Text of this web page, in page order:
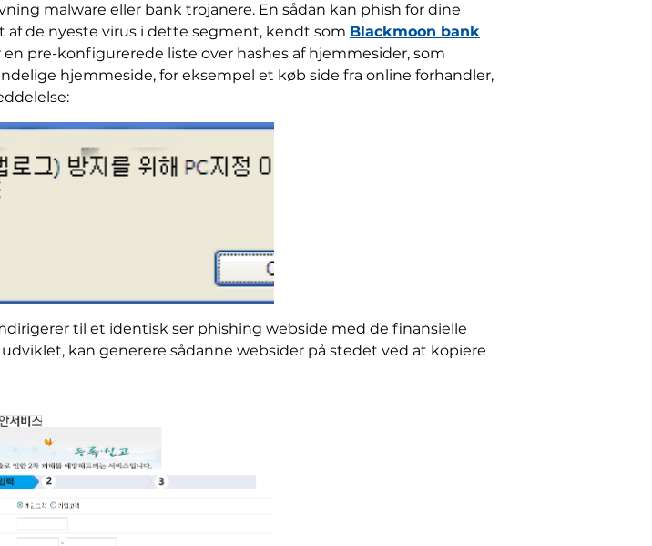
malware eller bank trojanere. En sådan kan phish for dine
de nyeste virus i dette segment, kendt som Blackmoon bank
pre-konfigurerede liste over hashes af hjemmesider, som
hjemmeside, for eksempel et køb side fra online forhandler,
til et identisk ser phishing webside med de finansielle
kan generere sådanne websider på stedet ved at kopiere